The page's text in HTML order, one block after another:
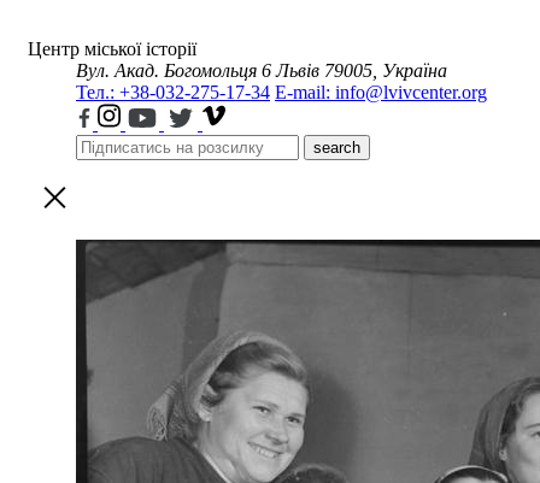
Центр міської історії
Вул. Акад. Богомольця 6 Львів 79005, Україна
Тел.: +38-032-275-17-34 E-mail: info@lvivcenter.org
search